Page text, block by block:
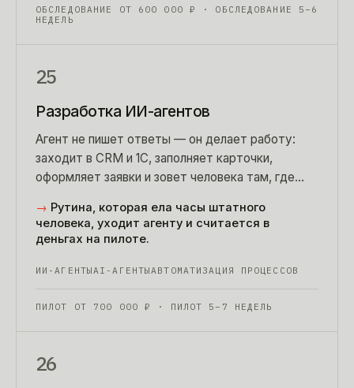
ОБСЛЕДОВАНИЕ ОТ 600 000 ₽
· ОБСЛЕДОВАНИЕ 5–6
НЕДЕЛЬ
25
Разработка ИИ-агентов
Агент не пишет ответы — он делает работу:
заходит в CRM и 1С, заполняет карточки,
оформляет заявки и зовет человека там, где
→ Рутина, которая ела часы штатного
человека, уходит агенту и считается в
деньгах на пилоте.
ИИ-АГЕНТЫAI-АГЕНТЫАВТОМАТИЗАЦИЯ ПРОЦЕССОВ
ПИЛОТ ОТ 700 000 ₽ · ПИЛОТ 5–7 НЕДЕЛЬ
26